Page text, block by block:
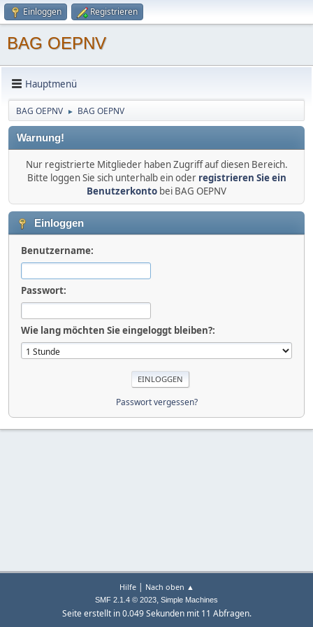
Einloggen Registrieren
BAG OEPNV
Hauptmenü
BAG OEPNV ► BAG OEPNV
Warnung!
Nur registrierte Mitglieder haben Zugriff auf diesen Bereich.
Bitte loggen Sie sich unterhalb ein oder registrieren Sie ein
Benutzerkonto bei BAG OEPNV
Einloggen
Benutzername:
Passwort:
Wie lang möchten Sie eingeloggt bleiben?:
Passwort vergessen?
Hilfe| Nach oben ▲
SMF 2.1.4 © 2023, Simple Machines
Seite erstellt in 0.049 Sekunden mit 11 Abfragen.